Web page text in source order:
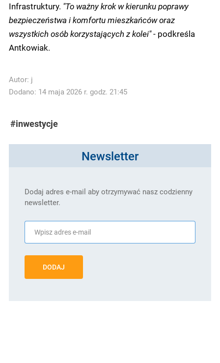
Infrastruktury. "To ważny krok w kierunku poprawy
bezpieczeństwa i komfortu mieszkańców oraz
wszystkich osób korzystających z kolei"- podkreśla
Antkowiak.
Autor: j
Dodano: 14 maja 2026 r. godz. 21:45
#inwestycje
Newsletter
Dodaj adres e-mail aby otrzymywać nasz codzienny
newsletter.
DODAJ